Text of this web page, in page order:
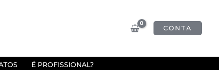
CONTA
É PROFISSIONAL?